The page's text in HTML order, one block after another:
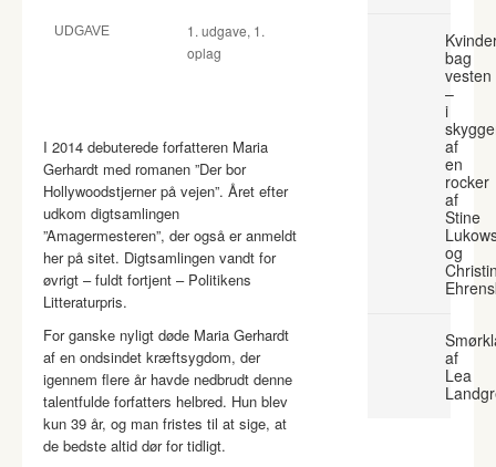
UDGAVE
1. udgave, 1.
oplag
I 2014 debuterede forfatteren Maria
Gerhardt med romanen ”Der bor
Hollywoodstjerner på vejen”. Året efter
udkom digtsamlingen
”Amagermesteren”, der også er anmeldt
her på sitet. Digtsamlingen vandt for
øvrigt – fuldt fortjent – Politikens
Litteraturpris.
For ganske nyligt døde Maria Gerhardt
af en ondsindet kræftsygdom, der
igennem flere år havde nedbrudt denne
talentfulde forfatters helbred. Hun blev
kun 39 år, og man fristes til at sige, at
de bedste altid dør for tidligt.
bag
vesten
–
i
af
en
rocker
af
Stine
og
af
Lea